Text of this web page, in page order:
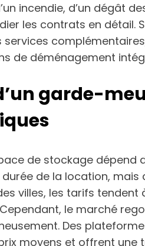
incendie, d’un dégât
les contrats en détail.
services
de déménagement
garde-
de stockage
de la location, mais
villes, les tarifs
le marché
Des
moyens et offrent une